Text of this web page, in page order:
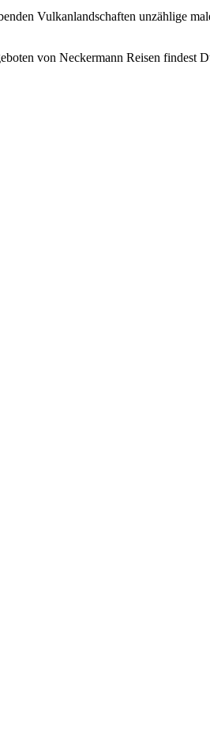
Vulkanlandschaften unzählige
von Neckermann Reisen findest